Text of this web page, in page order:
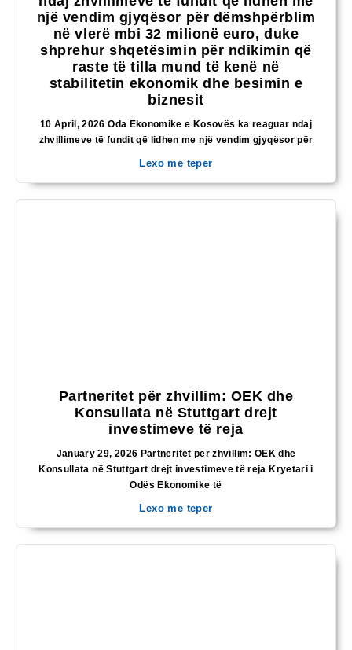
një vendim gjyqësor për dëmshpërblim
në vlerë mbi 32 milionë euro, duke
shprehur shqetësimin për ndikimin që
raste të tilla mund të kenë në
stabilitetin ekonomik dhe besimin e
biznesit
10 April, 2026 Oda Ekonomike e Kosovës ka reaguar ndaj
zhvillimeve të fundit që lidhen me një vendim gjyqësor për
Lexo me teper
Partneritet për zhvillim: OEK dhe
Konsullata në Stuttgart drejt
investimeve të reja
January 29, 2026 Partneritet për zhvillim: OEK dhe
Konsullata në Stuttgart drejt investimeve të reja Kryetari i
Odës Ekonomike të
Lexo me teper